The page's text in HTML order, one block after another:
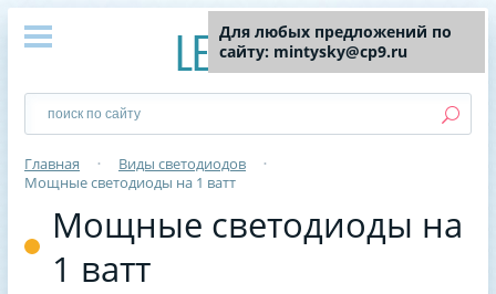
Главная • Виды светодиодов
•
Мощные светодиоды на 1 ватт
Мощные светодиоды на
1 ватт
Для любых предложений по
сайту: mintysky@cp9.ru